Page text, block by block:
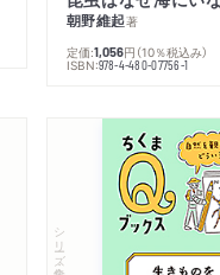
朝野維起著
定価:1,056円 （10％税込み）
ISBN:978-4-480-07756-1
シリーズ・全集